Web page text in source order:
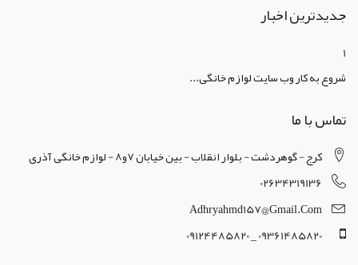
جدیدترین اخبار
1
شروع به کار وب سایت لوازم خانگی...
تماس با ما
کرج - گوهردشت - بلوار انقلاب - بین خیابان 7و8 - لوازم خانگی آذری
02634319136
Adhryahmd157@gmail.com
09361485820 _ 09124485820